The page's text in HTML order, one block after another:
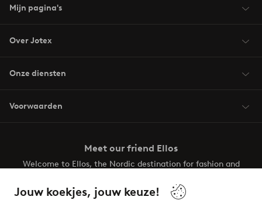
Jouw koekjes, jouw keuze!
Mijn pagina's
Over Jotex
Onze diensten
Voorwaarden
Meet our friend Ellos
Welcome to Ellos, the Nordic destination for fashion and
your wardrobe. Your next inspiring look is here!